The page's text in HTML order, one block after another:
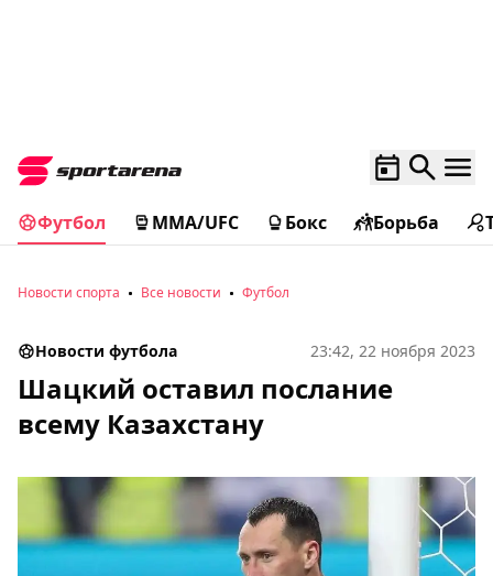
Футбол MMA/UFC Бокс Борьба
Новости спорта Все новости Футбол
Новости футбола 23:42, 22 ноября 2023
Шацкий оставил послание
всему Казахстану